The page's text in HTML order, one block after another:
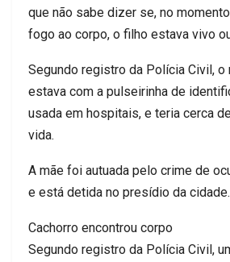
que não sabe dizer se, no
fogo ao corpo, o filho estava vivo
Segundo registro da Polícia Civil, o
estava com a pulseirinha de
usada em hospitais, e teria cerca
vida.
A mãe foi autuada pelo crime de
e está detida no presídio da cidade.
Cachorro encontrou corpo
Segundo registro da Polícia Civil,